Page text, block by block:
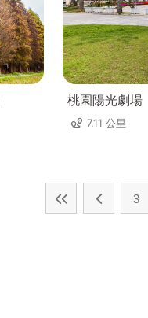
桃園陽光劇場
7.11 公里
3